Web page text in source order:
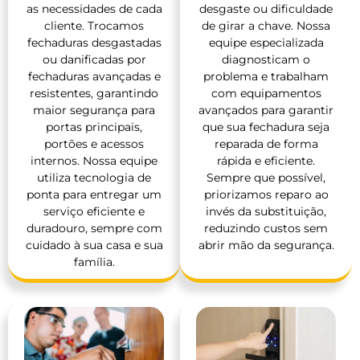
as necessidades de cada
cliente. Trocamos
fechaduras desgastadas
ou danificadas por
fechaduras avançadas e
resistentes, garantindo
maior segurança para
portas principais,
portões e acessos
internos. Nossa equipe
utiliza tecnologia de
ponta para entregar um
serviço eficiente e
duradouro, sempre com
cuidado à sua casa e sua
família.
desgaste ou dificuldade
de girar a chave. Nossa
equipe especializada
diagnosticam o
problema e trabalham
com equipamentos
avançados para garantir
que sua fechadura seja
reparada de forma
rápida e eficiente.
Sempre que possível,
priorizamos reparo ao
invés da substituição,
reduzindo custos sem
abrir mão da segurança.